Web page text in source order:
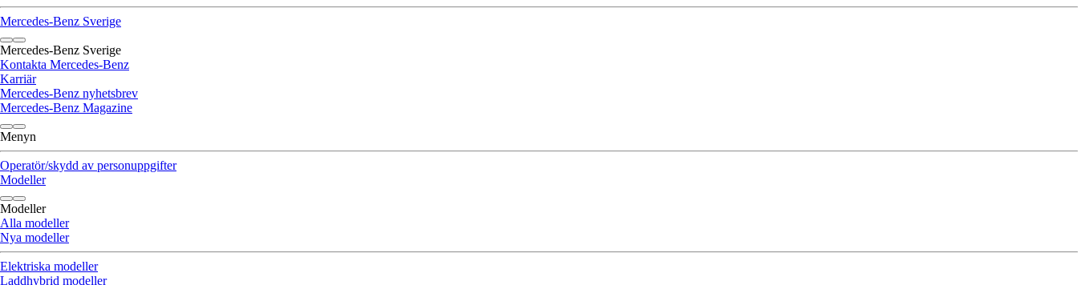
Mercedes-Benz Sverige
Mercedes-Benz Sverige
Kontakta Mercedes-Benz
Karriär
Mercedes-Benz nyhetsbrev
Mercedes-Benz Magazine
Menyn
Operatör/skydd av personuppgifter
Modeller
Modeller
Alla modeller
Nya modeller
Elektriska modeller
Laddhybrid modeller